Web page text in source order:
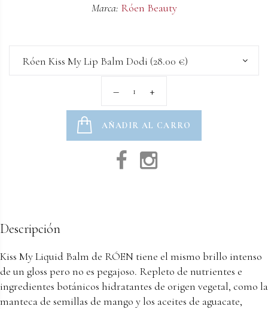
Marca: Róen Beauty
Róen Kiss My Lip Balm Dodi (28.00 €)
AÑADIR AL CARRO
Descripción
Kiss My Liquid Balm de RÓEN tiene el mismo brillo intenso
de un gloss pero no es pegajoso. Repleto de nutrientes e
ingredientes botánicos hidratantes de origen vegetal, como la
manteca de semillas de mango y los aceites de aguacate,